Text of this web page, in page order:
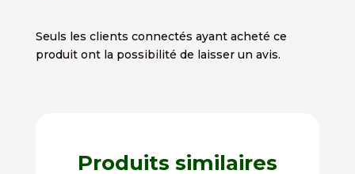
Seuls les clients connectés ayant acheté ce
produit ont la possibilité de laisser un avis.
Produits similaires